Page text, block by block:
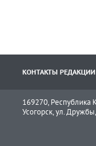
КОНТАКТЫ РЕДАКЦИИ
169270, Республика
Усогорск, ул.